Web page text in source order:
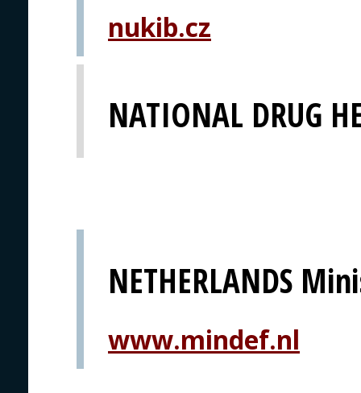
nukib.cz
NATIONAL DRUG
NETHERLANDS
www.mindef.nl